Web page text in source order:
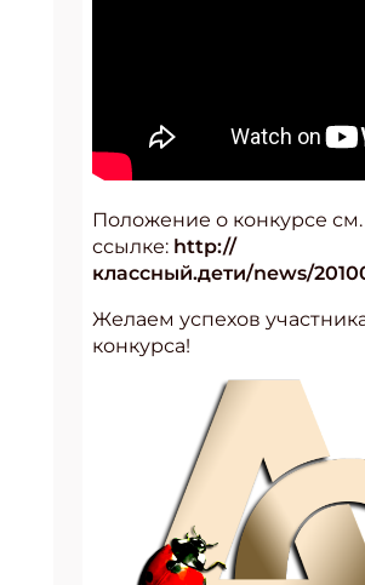
Положение о конкурсе
ссылке: http://
классный.дети/news/
Желаем успехов
конкурса!